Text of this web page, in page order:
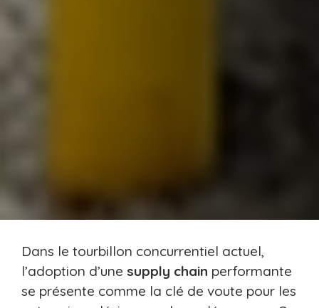
Dans le tourbillon concurrentiel actuel,
l’adoption d’une supply chain performante
se présente comme la clé de voute pour les